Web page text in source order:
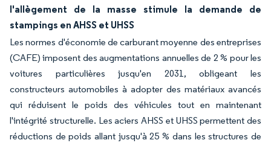
l'allègement de la masse stimule la demande de
stampings en AHSS et UHSS
Les normes d'économie de carburant moyenne des entreprises
(CAFE) imposent des augmentations annuelles de 2 % pour les
voitures particulières jusqu'en 2031, obligeant les
constructeurs automobiles à adopter des matériaux avancés
qui réduisent le poids des véhicules tout en maintenant
l'intégrité structurelle. Les aciers AHSS et UHSS permettent des
réductions de poids allant jusqu'à 25 % dans les structures de